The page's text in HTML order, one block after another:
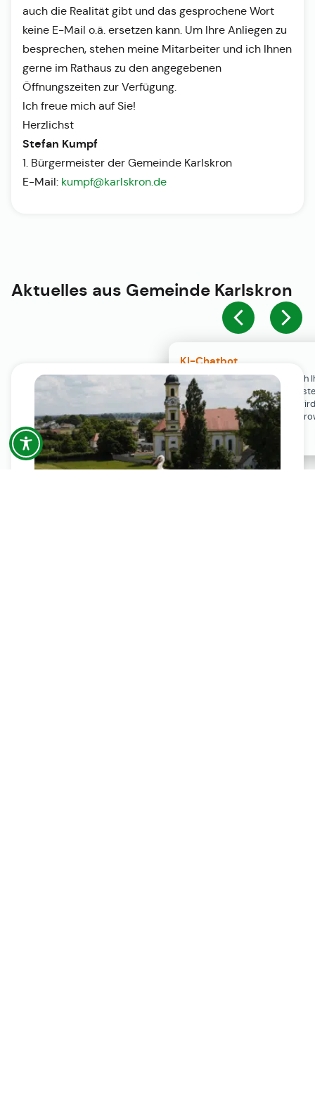
KI-Chatbot
Der KI-Chatbot steht erst nach
Einwilligung in den Cookie-
Verfügung. Der Chat-Verlauf
ausschließlich lokal in Ihrem
gespeichert.
auch die Realität gibt und das gesprochene Wort
keine E-Mail o.ä. ersetzen kann. Um Ihre Anliegen zu
besprechen, stehen meine Mitarbeiter und ich Ihnen
gerne im Rathaus zu den angegebenen
Öffnungszeiten zur Verfügung.
Ich freue mich auf Sie!
Herzlichst
Stefan Kumpf
1. Bürgermeister der Gemeinde Karlskron
E-Mail: kumpf@karlskron.de
Aktuelles aus Gemeinde Karlskron